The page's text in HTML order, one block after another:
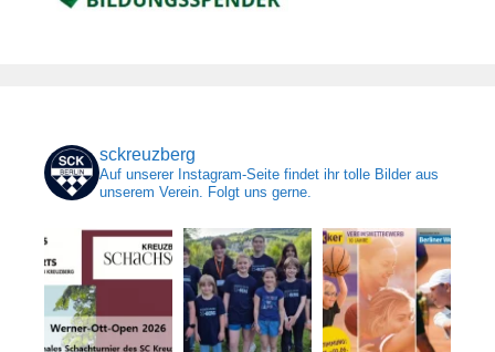
sckreuzberg
Auf unserer Instagram-Seite findet ihr tolle Bilder aus
unserem Verein. Folgt uns gerne.